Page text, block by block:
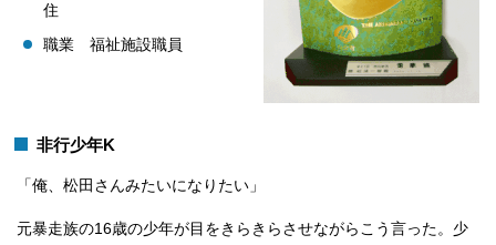
住
職業 福祉施設職員
非行少年K
「俺、松田さんみたいになりたい」
元暴走族の16歳の少年が目をきらきらさせながらこう言った。少